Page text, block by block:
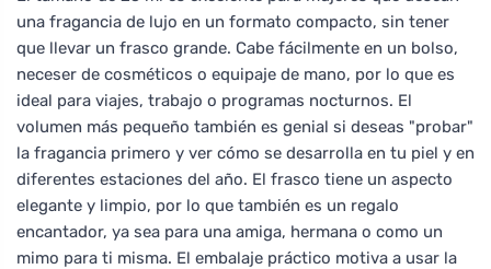
una fragancia de lujo en un formato compacto, sin tener
que llevar un frasco grande. Cabe fácilmente en un bolso,
neceser de cosméticos o equipaje de mano, por lo que es
ideal para viajes, trabajo o programas nocturnos. El
volumen más pequeño también es genial si deseas "probar"
la fragancia primero y ver cómo se desarrolla en tu piel y en
diferentes estaciones del año. El frasco tiene un aspecto
elegante y limpio, por lo que también es un regalo
encantador, ya sea para una amiga, hermana o como un
mimo para ti misma. El embalaje práctico motiva a usar la